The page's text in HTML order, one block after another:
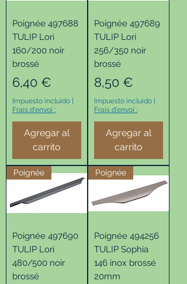
Poignée 497688
TULIP Lori
160/200 noir
brossé
Precio
6,40 €
Impuesto incluido
Frais d'envoi :
Agregar al
carrito
Poignée 497689
TULIP Lori
256/350 noir
brossé
Precio
8,50 €
Impuesto incluido
Frais d'envoi :
Agregar al
carrito
Poignée
Poignée 497690
TULIP Lori
480/500 noir
brossé
Poignée
Poignée 494256
TULIP Sophia
146 inox brossé
20mm